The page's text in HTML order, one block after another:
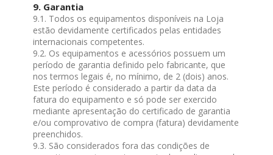
9. Garantia
9.1. Todos os equipamentos disponíveis na Loja
estão devidamente certificados pelas entidades
internacionais competentes.
9.2. Os equipamentos e acessórios possuem um
período de garantia definido pelo fabricante, que
nos termos legais é, no mínimo, de 2 (dois) anos.
Este período é considerado a partir da data da
fatura do equipamento e só pode ser exercido
mediante apresentação do certificado de garantia
e/ou comprovativo de compra (fatura) devidamente
preenchidos.
9.3. São considerados fora das condições de